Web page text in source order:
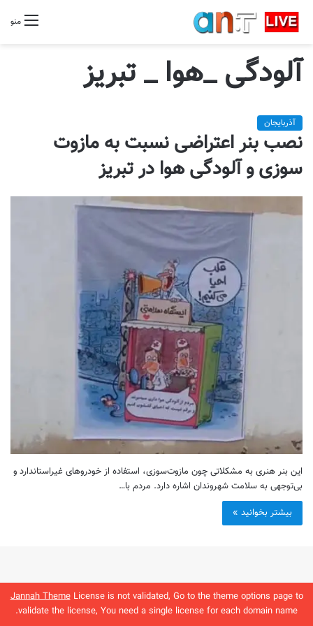
Jannah ThemeLicense is not validated, Go to the theme options page to
validate the license, You need a single license for each domain name.
منو
آلودگی _هوا _ تبریز
آذربایجان
نصب بنر اعتراضی نسبت به مازوت
سوزی و آلودگی هوا در تبریز
این بنر هنری به مشکلاتی چون مازوت‌سوزی، استفاده از خودروهای غیراستاندارد و
بی‌توجهی به سلامت شهروندان اشاره دارد. مردم با…
بیشتر بخوانید »